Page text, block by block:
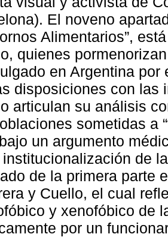
El noveno
Alimentarios”,
quienes
en Argentina
disposiciones con las
articulan su análisis
sometidas a
un argumento
institucionalización de
de la primera parte
y Cuello, el cual
y xenofóbico de
por un